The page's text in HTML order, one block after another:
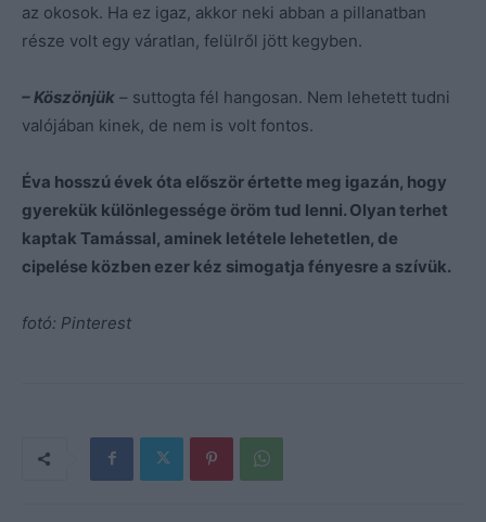
az okosok. Ha ez igaz, akkor neki abban a pillanatban
része volt egy váratlan, felülről jött kegyben.
– Köszönjük – suttogta fél hangosan. Nem lehetett tudni
valójában kinek, de nem is volt fontos.
Éva hosszú évek óta először értette meg igazán, hogy
gyerekük különlegessége öröm tud lenni. Olyan terhet
kaptak Tamással, aminek letétele lehetetlen, de
cipelése közben ezer kéz simogatja fényesre a szívük.
fotó: Pinterest